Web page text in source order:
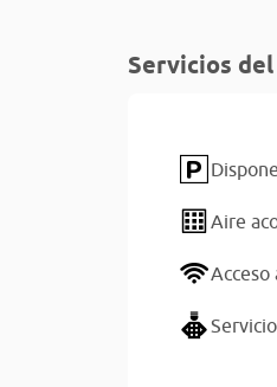
Servicios
Aire
Acceso